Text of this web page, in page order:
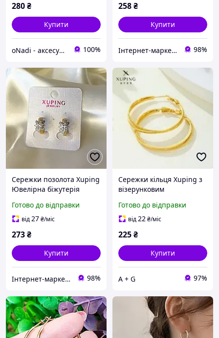
280₴
Купити
oNadi - аксесуари, прикраси та косметика 100%
258₴
Купити
Інтернет-маркет "Прикраса" 98%
Сережки позолота Xuping
Ювелірна біжутерія
Золотистий 14 мм S15212
Готово до відправки
від27₴/міс
273₴
Купити
Інтернет-маркет "Прикраса" 98%
Сережки кільця Xuping з
візерунковим
Готово до відправки
від22₴/міс
225₴
Купити
A + G 97%